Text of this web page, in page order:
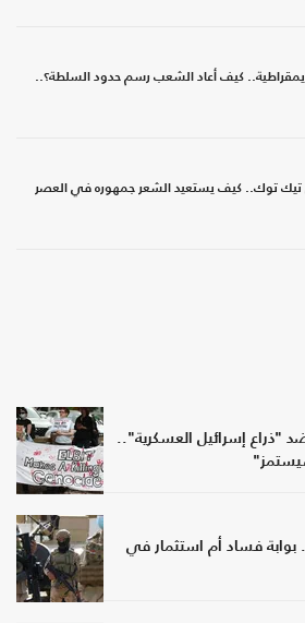
كيف أعاد الشعب رسم حدود السلطة؟..
توك.. كيف يستعيد الشعر جمهوره في العصر
"ذراع إسرائيل العسكرية"..
بوابة فساد أم استثمار في